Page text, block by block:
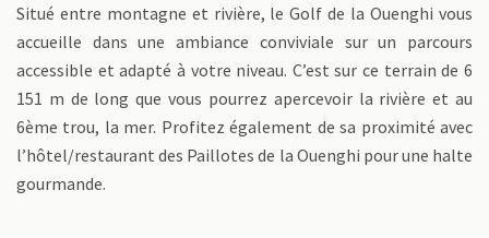
Situé entre montagne et rivière, le Golf de la Ouenghi vous
accueille dans une ambiance conviviale sur un parcours
accessible et adapté à votre niveau. C’est sur ce terrain de 6
151 m de long que vous pourrez apercevoir la rivière et au
6ème trou, la mer. Profitez également de sa proximité avec
l’hôtel/restaurant des Paillotes de la Ouenghi pour une halte
gourmande.